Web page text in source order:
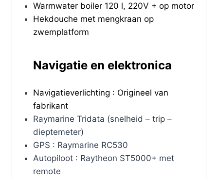
Warmwater boiler 120 l, 220V + op motor
Hekdouche met mengkraan op
zwemplatform
Navigatie en elektronica
Navigatieverlichting : Origineel van
fabrikant
Raymarine Tridata (snelheid – trip –
dieptemeter)
GPS : Raymarine RC530
Autopiloot : Raytheon ST5000+ met
remote